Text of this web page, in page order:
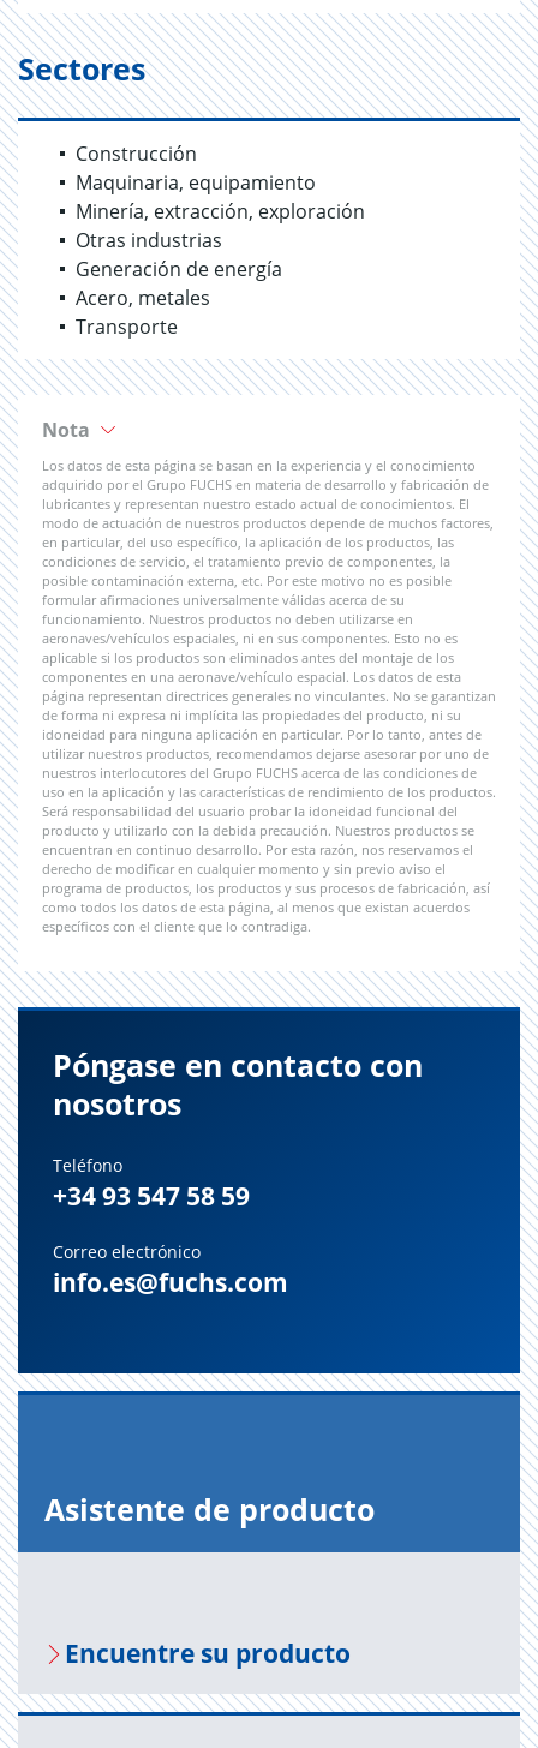
Sectores
Construcción
Maquinaria, equipamiento
Minería, extracción, exploración
Otras industrias
Generación de energía
Acero, metales
Transporte
Nota
Los datos de esta página se basan en la experiencia y el conocimiento
adquirido por el Grupo FUCHS en materia de desarrollo y fabricación de
lubricantes y representan nuestro estado actual de conocimientos. El
modo de actuación de nuestros productos depende de muchos factores,
en particular, del uso específico, la aplicación de los productos, las
condiciones de servicio, el tratamiento previo de componentes, la
posible contaminación externa, etc. Por este motivo no es posible
formular afirmaciones universalmente válidas acerca de su
funcionamiento. Nuestros productos no deben utilizarse en
aeronaves/vehículos espaciales, ni en sus componentes. Esto no es
aplicable si los productos son eliminados antes del montaje de los
componentes en una aeronave/vehículo espacial. Los datos de esta
página representan directrices generales no vinculantes. No se garantizan
de forma ni expresa ni implícita las propiedades del producto, ni su
idoneidad para ninguna aplicación en particular. Por lo tanto, antes de
utilizar nuestros productos, recomendamos dejarse asesorar por uno de
nuestros interlocutores del Grupo FUCHS acerca de las condiciones de
uso en la aplicación y las características de rendimiento de los productos.
Será responsabilidad del usuario probar la idoneidad funcional del
producto y utilizarlo con la debida precaución. Nuestros productos se
encuentran en continuo desarrollo. Por esta razón, nos reservamos el
derecho de modificar en cualquier momento y sin previo aviso el
programa de productos, los productos y sus procesos de fabricación, así
como todos los datos de esta página, al menos que existan acuerdos
específicos con el cliente que lo contradiga.
Póngase en contacto con
nosotros
Teléfono
+34 93 547 58 59
Correo electrónico
info.es@fuchs.com
Asis­ten­te de pro­duc­to
En­cuen­tre su pro­duc­to